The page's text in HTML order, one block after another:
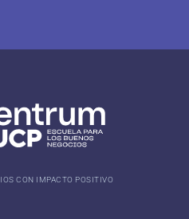
CON IMPACTO POSITIVO